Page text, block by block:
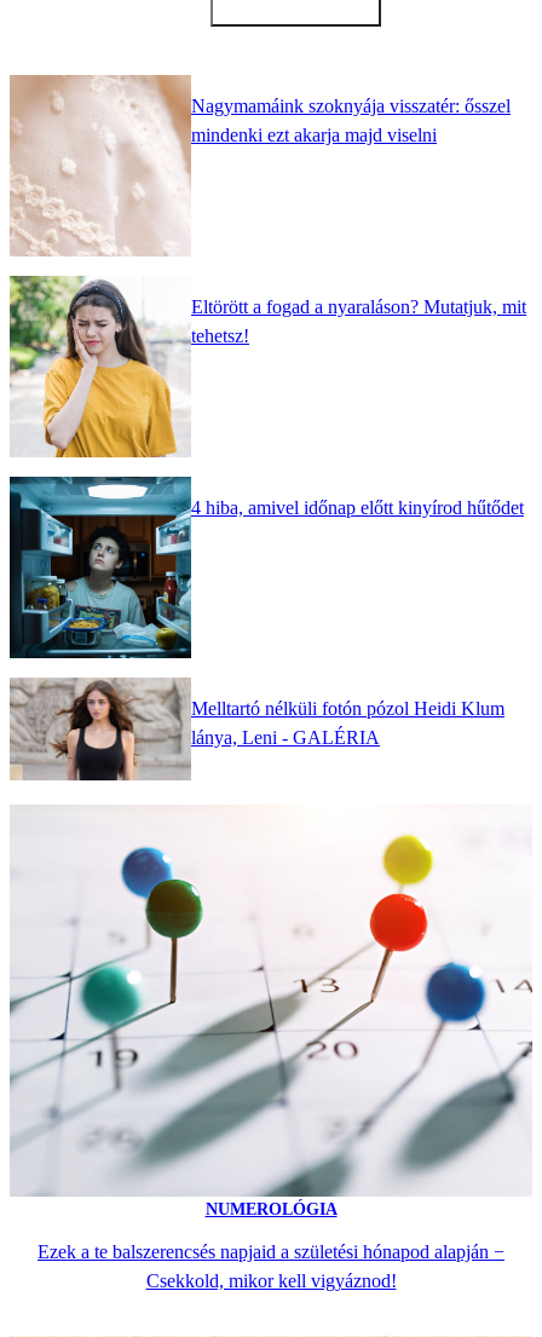
Nagymamáink szoknyája visszatér: ősszel
mindenki ezt akarja majd viselni
Eltörött a fogad a nyaraláson? Mutatjuk, mit
tehetsz!
4 hiba, amivel időnap előtt kinyírod hűtődet
Melltartó nélküli fotón pózol Heidi Klum
lánya, Leni - GALÉRIA
NUMEROLÓGIA
Ezek a te balszerencsés napjaid a születési hónapod alapján −
Csekkold, mikor kell vigyáznod!